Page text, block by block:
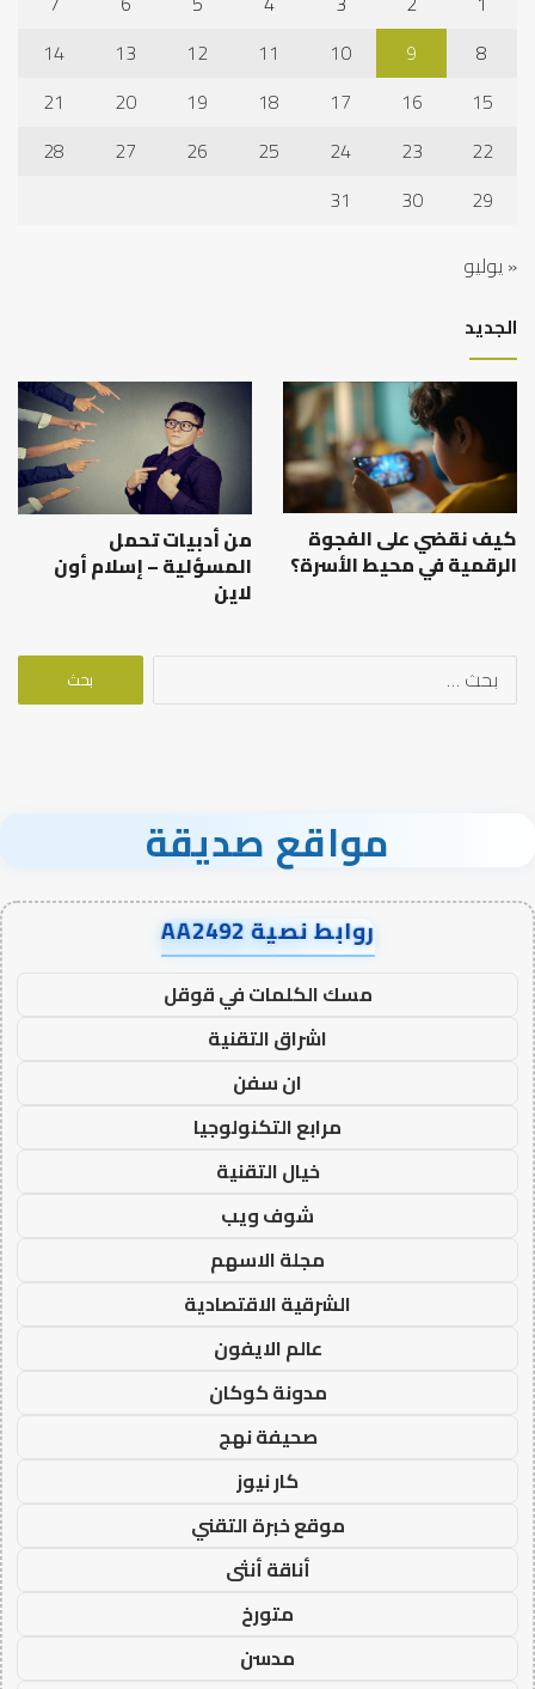
8
9
10
11
12
13
14
15
16
17
18
19
20
21
22
23
24
25
26
27
28
29
30
31
« يوليو
الجديد
كيف نقضي على الفجوة
الرقمية في محيط الأسرة؟
من أدبيات تحمل
المسؤلية – إسلام أون
لاين
البحث
مواقع صديقة
روابط نصية AA2492
مسك الكلمات في قوقل
اشراق التقنية
ان سفن
مرابع التكنولوجيا
خيال التقنية
شوف ويب
مجلة الاسهم
الشرقية الاقتصادية
عالم الايفون
مدونة كوكان
صحيفة نهج
كار نيوز
موقع خبرة التقني
أناقة أنثى
متورخ
مدسن